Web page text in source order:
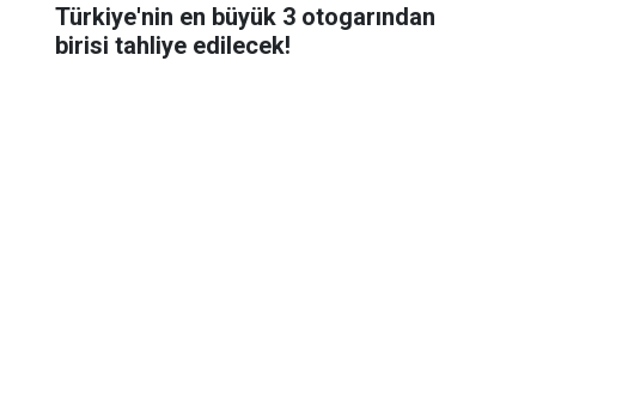
Türkiye'nin en büyük 3 otogarından
birisi tahliye edilecek!